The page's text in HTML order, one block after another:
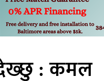
देख्छु : कमल